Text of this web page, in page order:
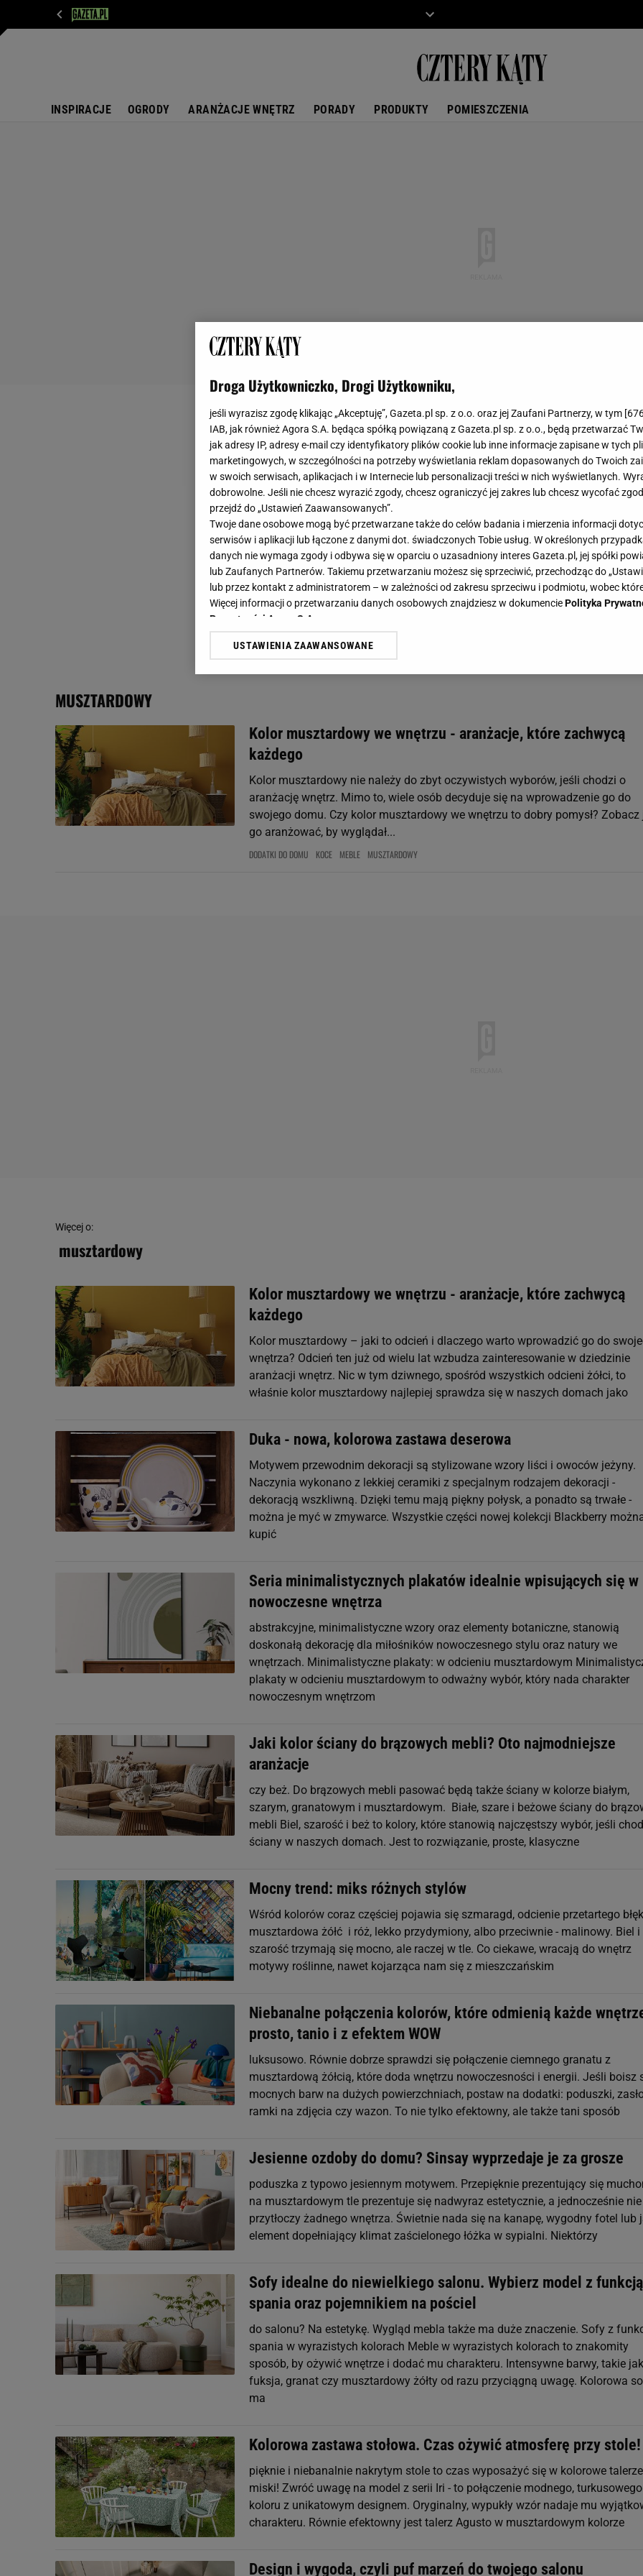
INSPIRACJE OGRODY ARANŻACJE WNĘTRZ PORADY PRODUKTY POMIESZCZENIA
MUSZTARDOWY
Kolor musztardowy we wnętrzu - aranżacje, które zachwycą
każdego
Kolor musztardowy nie należy do zbyt oczywistych wyborów, jeśli chodzi o
aranżację wnętrz. Mimo to, wiele osób decyduje się na wprowadzenie go do
swojego domu. Czy kolor musztardowy we wnętrzu to dobry pomysł? Zobacz
go aranżować, by wyglądał...
DODATKI DO DOMU KOCE MEBLE MUSZTARDOWY
Więcej o:
musztardowy
Kolor musztardowy we wnętrzu - aranżacje, które zachwycą
każdego
Kolor musztardowy – jaki to odcień i dlaczego warto wprowadzić go do
wnętrza? Odcień ten już od wielu lat wzbudza zainteresowanie w dziedzinie
aranżacji wnętrz. Nic w tym dziwnego, spośród wszystkich odcieni żółci, to
właśnie kolor musztardowy najlepiej sprawdza się w naszych domach jako
Duka - nowa, kolorowa zastawa deserowa
Motywem przewodnim dekoracji są stylizowane wzory liści i owoców jeżyny.
Naczynia wykonano z lekkiej ceramiki z specjalnym rodzajem dekoracji -
dekoracją wszkliwną. Dzięki temu mają piękny połysk, a ponadto są trwałe -
można je myć w zmywarce. Wszystkie części nowej kolekcji Blackberry
kupić
Seria minimalistycznych plakatów idealnie wpisujących się w
nowoczesne wnętrza
abstrakcyjne, minimalistyczne wzory oraz elementy botaniczne, stanowią
doskonałą dekorację dla miłośników nowoczesnego stylu oraz natury we
wnętrzach. Minimalistyczne plakaty: w odcieniu musztardowym
plakaty w odcieniu musztardowym to odważny wybór, który nada charakter
nowoczesnym wnętrzom
Jaki kolor ściany do brązowych mebli? Oto najmodniejsze
aranżacje
czy beż. Do brązowych mebli pasować będą także ściany w kolorze białym,
szarym, granatowym i musztardowym. Białe, szare i beżowe ściany do
mebli Biel, szarość i beż to kolory, które stanowią najczęstszy wybór, jeśli
ściany w naszych domach. Jest to rozwiązanie, proste, klasyczne
Mocny trend: miks różnych stylów
Wśród kolorów coraz częściej pojawia się szmaragd, odcienie przetartego
musztardowa żółć i róż, lekko przydymiony, albo przeciwnie - malinowy. Biel i
szarość trzymają się mocno, ale raczej w tle. Co ciekawe, wracają do wnętrz
motywy roślinne, nawet kojarząca nam się z mieszczańskim
Niebanalne połączenia kolorów, które odmienią każde
prosto, tanio i z efektem WOW
luksusowo. Równie dobrze sprawdzi się połączenie ciemnego granatu z
musztardową żółcią, które doda wnętrzu nowoczesności i energii. Jeśli boisz
mocnych barw na dużych powierzchniach, postaw na dodatki: poduszki,
ramki na zdjęcia czy wazon. To nie tylko efektowny, ale także tani sposób
Jesienne ozdoby do domu? Sinsay wyprzedaje je za grosze
poduszka z typowo jesiennym motywem. Przepięknie prezentujący się
na musztardowym tle prezentuje się nadwyraz estetycznie, a jednocześnie nie
przytłoczy żadnego wnętrza. Świetnie nada się na kanapę, wygodny fotel lub
element dopełniający klimat zaścielonego łóżka w sypialni. Niektórzy
Sofy idealne do niewielkiego salonu. Wybierz model z funkcją
spania oraz pojemnikiem na pościel
do salonu? Na estetykę. Wygląd mebla także ma duże znaczenie. Sofy z
spania w wyrazistych kolorach Meble w wyrazistych kolorach to znakomity
sposób, by ożywić wnętrze i dodać mu charakteru. Intensywne barwy, takie jak
fuksja, granat czy musztardowy żółty od razu przyciągną uwagę. Kolorowa
ma
Kolorowa zastawa stołowa. Czas ożywić atmosferę przy stole!
pięknie i niebanalnie nakrytym stole to czas wyposażyć się w kolorowe
miski! Zwróć uwagę na model z serii Iri - to połączenie modnego, turkusowego
koloru z unikatowym designem. Oryginalny, wypukły wzór nadaje mu
charakteru. Równie efektowny jest talerz Agusto w musztardowym kolorze
Design i wygoda, czyli puf marzeń do twojego salonu
Droga Użytkowniczko, Drogi Użytkowniku,
jeśli wyrazisz zgodę klikając „Akceptuję”, Gazeta.pl sp. z o.o. oraz jej Zaufani Partnerzy, w tym [
IAB, jak również Agora S.A. będąca spółką powiązaną z Gazeta.pl sp. z o.o., będą przetwarzać
jak adresy IP, adresy e-mail czy identyfikatory plików cookie lub inne informacje zapisane w tych
marketingowych, w szczególności na potrzeby wyświetlania reklam dopasowanych do Twoich
w swoich serwisach, aplikacjach i w Internecie lub personalizacji treści w nich wyświetlanych.
dobrowolne. Jeśli nie chcesz wyrazić zgody, chcesz ograniczyć jej zakres lub chcesz wycofać
przejdź do „Ustawień Zaawansowanych”.
Twoje dane osobowe mogą być przetwarzane także do celów badania i mierzenia informacji
serwisów i aplikacji lub łączone z danymi dot. świadczonych Tobie usług. W określonych
danych nie wymaga zgody i odbywa się w oparciu o uzasadniony interes Gazeta.pl, jej spółki
lub Zaufanych Partnerów. Takiemu przetwarzaniu możesz się sprzeciwić, przechodząc do
lub przez kontakt z administratorem – w zależności od zakresu sprzeciwu i podmiotu, wobec
Więcej informacji o przetwarzaniu danych osobowych znajdziesz w dokumenciePolityka
Prywatności Agora S.A.
Klikając „Akceptuję” wyrażasz też zgodę na zainstalowanie i przechowywanie plików cookie
My, nasi Zaufani Partnerzy i Agora S.A. możemy przetwarzać dane osobowe w następujących
Użycie dokładnych danych geolokalizacyjnych. Aktywne skanowanie charakterystyki urządzenia
Przechowywanie informacji na urządzeniu lub dostęp do nich. Spersonalizowane reklamy i treści,
badnie odbiorców i ulepszanie usług. Lista Zaufanych Partnerów
USTAWIENIA ZAAWANSOWANE